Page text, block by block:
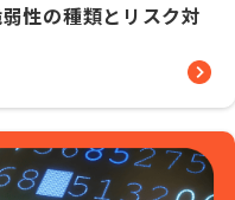
性の種類とリスク対